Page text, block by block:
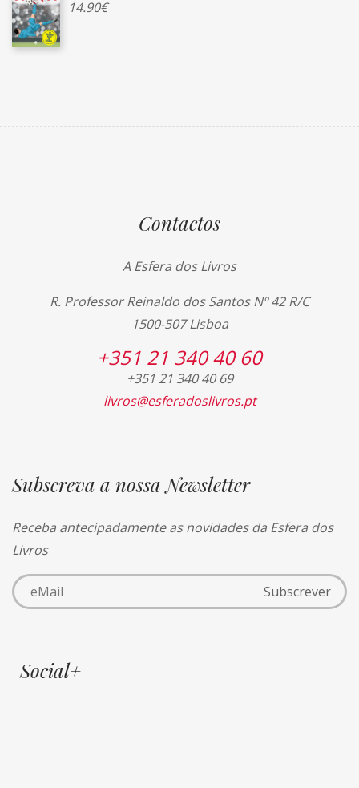
14.90€
Contactos
A Esfera dos Livros
R. Professor Reinaldo dos Santos Nº 42 R/C
1500-507 Lisboa
+351 21 340 40 60
+351 21 340 40 69
livros@esferadoslivros.pt
Subscreva a nossa Newsletter
Receba antecipadamente as novidades da Esfera dos
Livros
Social+